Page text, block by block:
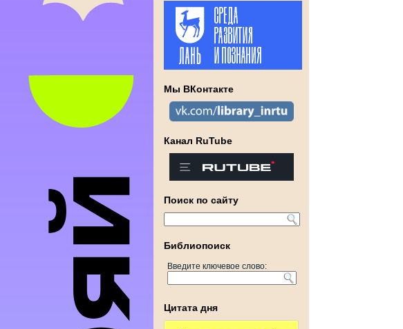
Мы ВКонтакте
Канал RuTube
Поиск по сайту
Библиопоиск
Введите ключевое слово:
Цитата дня